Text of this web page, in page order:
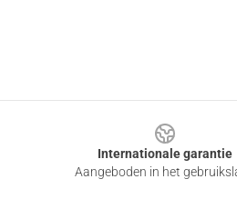
Internationale garantie
Aangeboden in het